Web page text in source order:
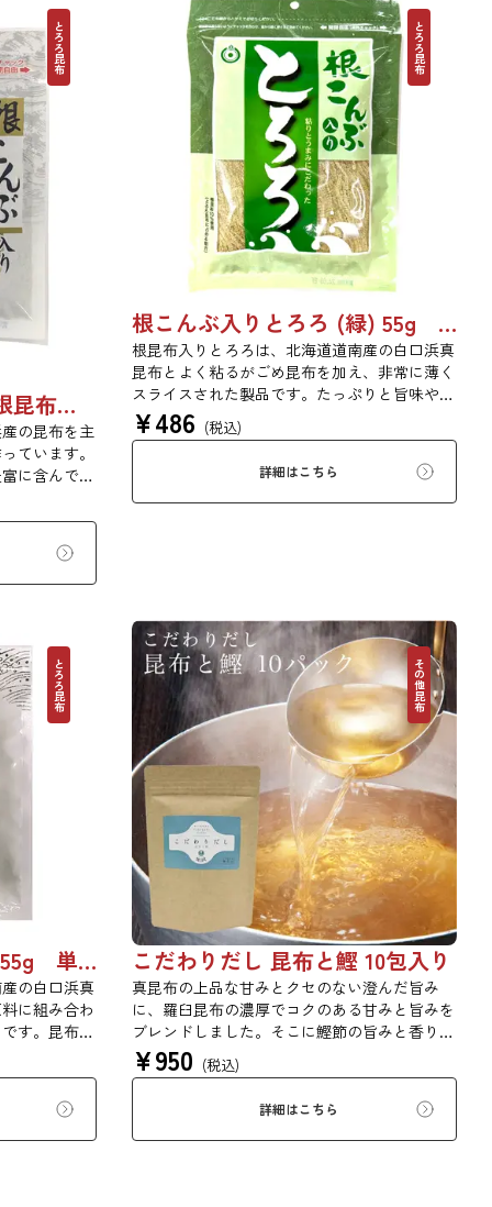
とろろ昆布
素材の風味を活かした根昆布入りとろろ 23g 単品 5袋セット 20袋セット 3481
の昆布を主
ています。
に含んでい
上がれま
広がる根昆
とろろ昆布
根こんぶ入りとろろ (緑) 55g 単品 5袋セット 20袋セット 3054
根昆布入りとろろは、北海道道南産の白口浜真
昆布とよく粘るがごめ昆布を加え、非常に薄く
スライスされた製品です。たっぷりと旨味や粘
りがあり、昆布本来の風味を存分にご賞味いた
だけます。現代の食生活にぜひ一日一度、お好
¥486 (税込)
詳細はこちら
とろろ昆布
根昆布入りとろろ (白) 55g 単品 5袋 20袋 3429
の白口浜真
に組み合わ
す。昆布本
その他昆布
こだわりだし 昆布と鰹 10包入り
真昆布の上品な甘みとクセのない澄んだ旨み
に、羅臼昆布の濃厚でコクのある甘みと旨みを
ブレンドしました。そこに鰹節の旨みと香りを
合わせ、さらに深い味わいのおだしに仕上げま
した。素材そのままの味と香りをお楽しみくだ
さい。鍋物、煮物、汁物、炊き込みご飯などに
¥950 (税込)
詳細はこちら